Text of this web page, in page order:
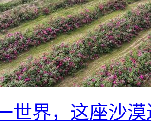
世界，这座沙